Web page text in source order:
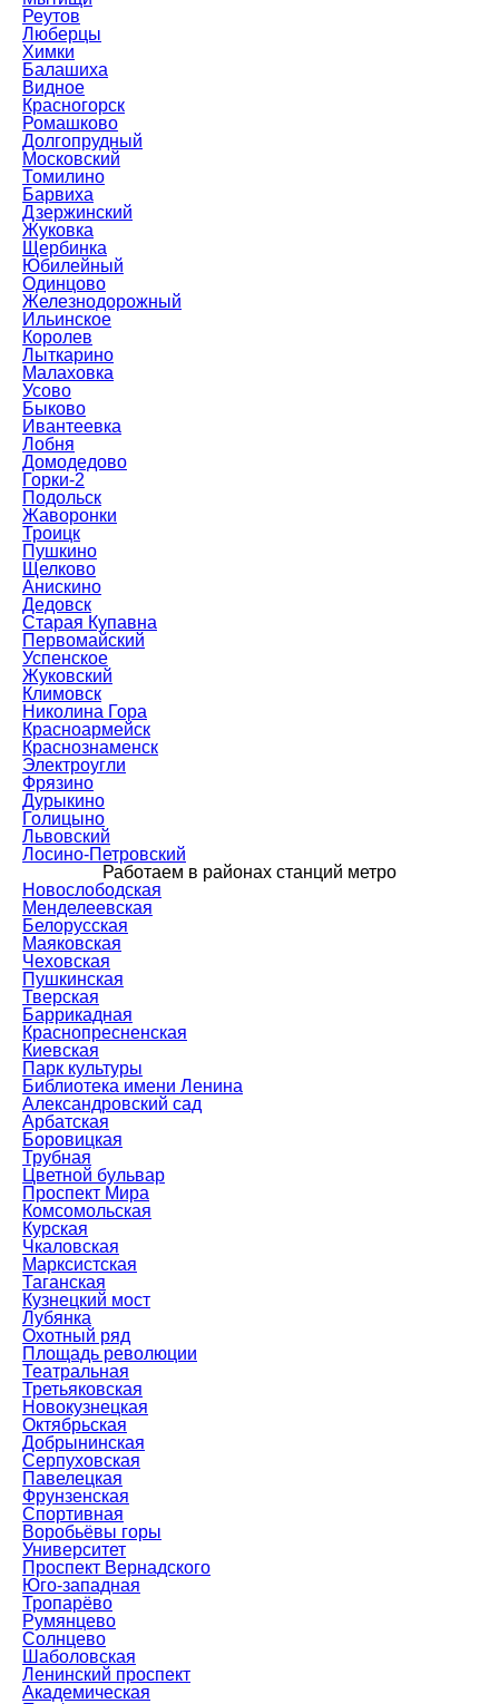
Реутов
Люберцы
Химки
Балашиха
Видное
Красногорск
Ромашково
Долгопрудный
Московский
Томилино
Барвиха
Дзержинский
Жуковка
Щербинка
Юбилейный
Одинцово
Железнодорожный
Ильинское
Королев
Лыткарино
Малаховка
Усово
Быково
Ивантеевка
Лобня
Домодедово
Горки-2
Подольск
Жаворонки
Троицк
Пушкино
Щелково
Анискино
Дедовск
Старая Купавна
Первомайский
Успенское
Жуковский
Климовск
Николина Гора
Красноармейск
Краснознаменск
Электроугли
Фрязино
Дурыкино
Голицыно
Львовский
Лосино-Петровский
Работаем в районах станций метро
Новослободская
Менделеевская
Белорусская
Маяковская
Чеховская
Пушкинская
Тверская
Баррикадная
Краснопресненская
Киевская
Парк культуры
Библиотека имени Ленина
Александровский сад
Арбатская
Боровицкая
Трубная
Цветной бульвар
Проспект Мира
Комсомольская
Курская
Чкаловская
Марксистская
Таганская
Кузнецкий мост
Лубянка
Охотный ряд
Площадь революции
Театральная
Третьяковская
Новокузнецкая
Октябрьская
Добрынинская
Серпуховская
Павелецкая
Фрунзенская
Спортивная
Воробьёвы горы
Университет
Проспект Вернадского
Юго-западная
Тропарёво
Румянцево
Солнцево
Шаболовская
Ленинский проспект
Академическая